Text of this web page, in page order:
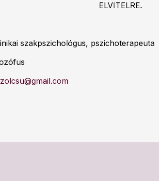
ELVITELRE.
szakpszichológus, pszichoterapeuta
zolcsu@gmail.com